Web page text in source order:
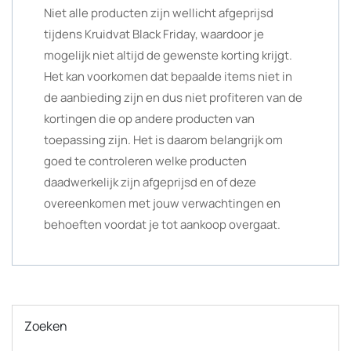
Niet alle producten zijn wellicht afgeprijsd
tijdens Kruidvat Black Friday, waardoor je
mogelijk niet altijd de gewenste korting krijgt.
Het kan voorkomen dat bepaalde items niet in
de aanbieding zijn en dus niet profiteren van de
kortingen die op andere producten van
toepassing zijn. Het is daarom belangrijk om
goed te controleren welke producten
daadwerkelijk zijn afgeprijsd en of deze
overeenkomen met jouw verwachtingen en
behoeften voordat je tot aankoop overgaat.
Zoeken